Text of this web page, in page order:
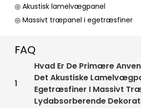
◎ Akustisk lamelvægpanel
◎ Massivt træpanel i egetræsfiner
FAQ
1
Hvad Er De Primære
Det Akustiske
Egetræsfiner I Massivt
Lydabsorberende